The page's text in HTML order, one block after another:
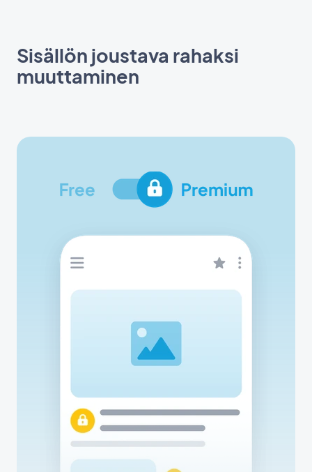
Sisällön joustava rahaksi
muuttaminen